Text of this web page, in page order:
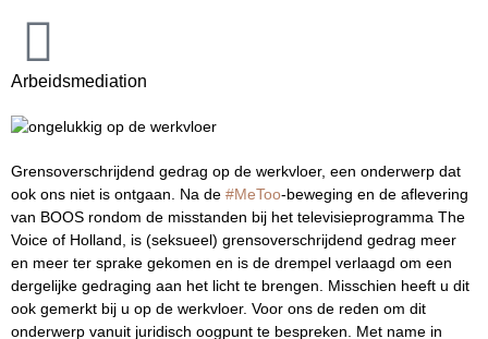
Arbeidsmediation
Grensoverschrijdend gedrag op de werkvloer, een onderwerp dat
ook ons niet is ontgaan. Na de #MeToo-beweging en de aflevering
van BOOS rondom de misstanden bij het televisieprogramma The
Voice of Holland, is (seksueel) grensoverschrijdend gedrag meer
en meer ter sprake gekomen en is de drempel verlaagd om een
dergelijke gedraging aan het licht te brengen. Misschien heeft u dit
ook gemerkt bij u op de werkvloer. Voor ons de reden om dit
onderwerp vanuit juridisch oogpunt te bespreken. Met name in